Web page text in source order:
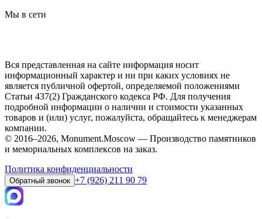
Мы в сети
Вся представленная на сайте информация носит
информационный характер и ни при каких условиях не
является публичной офертой, определяемой положениями
Статьи 437(2) Гражданского кодекса РФ. Для получения
подробной информации о наличии и стоимости указанных
товаров и (или) услуг, пожалуйста, обращайтесь к менеджерам
компании.
© 2016–2026, Monument.Moscow — Производство памятников
и мемориальных комплексов на заказ.
Политика конфиденциальности
Обратный звонок +7 (926) 211 90 79